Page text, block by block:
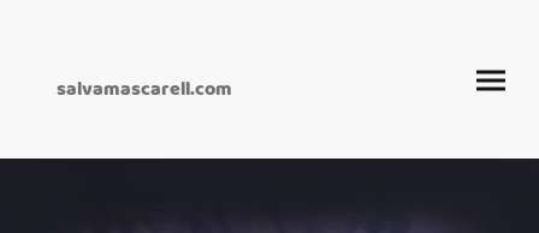
salvamascarell.com